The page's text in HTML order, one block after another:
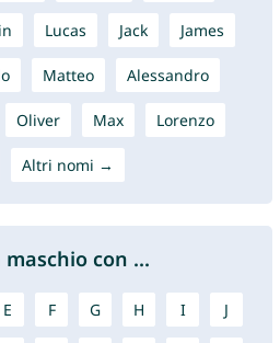
Lucas Jack James
Matteo Alessandro
Oliver Max Lorenzo
Altri nomi →
con ...
E F G H I J